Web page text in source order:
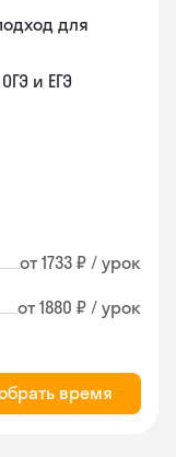
для
и ЕГЭ
от 1733 ₽ / урок
от 1880 ₽ / урок
время